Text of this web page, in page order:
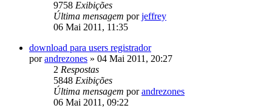
9758 Exibições
Última mensagem porjeffrey
06 Mai 2011, 11:35
download para users registrador
porandrezones » 04 Mai 2011, 20:27
2 Respostas
5848 Exibições
Última mensagem porandrezones
06 Mai 2011, 09:22